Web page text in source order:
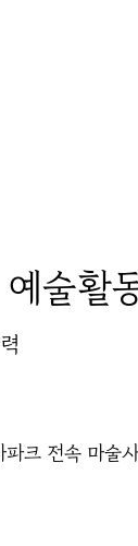
술활
크 전속 마술사